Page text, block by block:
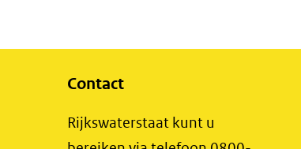
Contact
Rijkswaterstaat kunt u